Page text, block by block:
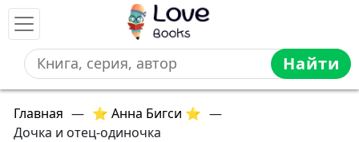
Найти
Главная — ⭐ Анна Бигси ⭐ —
Дочка и отец-одиночка